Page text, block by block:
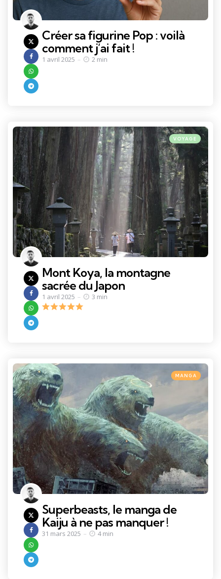
Créer sa figurine Pop : voilà
comment j’ai fait !
1 avril 2025 2 min
Categories
Posted
in
VOYAGE
Mont Koya, la montagne
sacrée du Japon
1 avril 2025 3 min
Categories
Posted
in
MANGA
Superbeasts, le manga de
Kaiju à ne pas manquer !
31 mars 2025 4 min